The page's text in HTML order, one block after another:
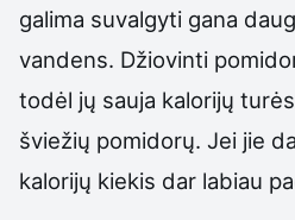
galima suvalgyti gana
vandens. Džiovinti
todėl jų sauja kalorijų
šviežių pomidorų. Jei jie
kalorijų kiekis dar labiau